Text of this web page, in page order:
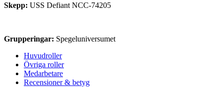
Skepp: USS Defiant NCC-74205
Grupperingar: Spegeluniversumet
Huvudroller
Övriga roller
Medarbetare
Recensioner & betyg